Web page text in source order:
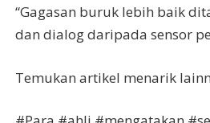
“Gagasan buruk lebih baik
dan dialog daripada sensor
Temukan artikel menarik